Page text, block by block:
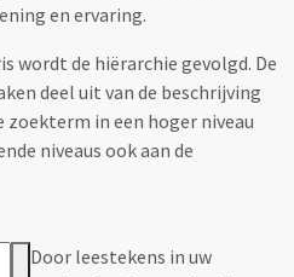
en ervaring.
wordt de hiërarchie gevolgd. De
deel uit van de beschrijving
zoekterm in een hoger niveau
niveaus ook aan de
Door leestekens in uw